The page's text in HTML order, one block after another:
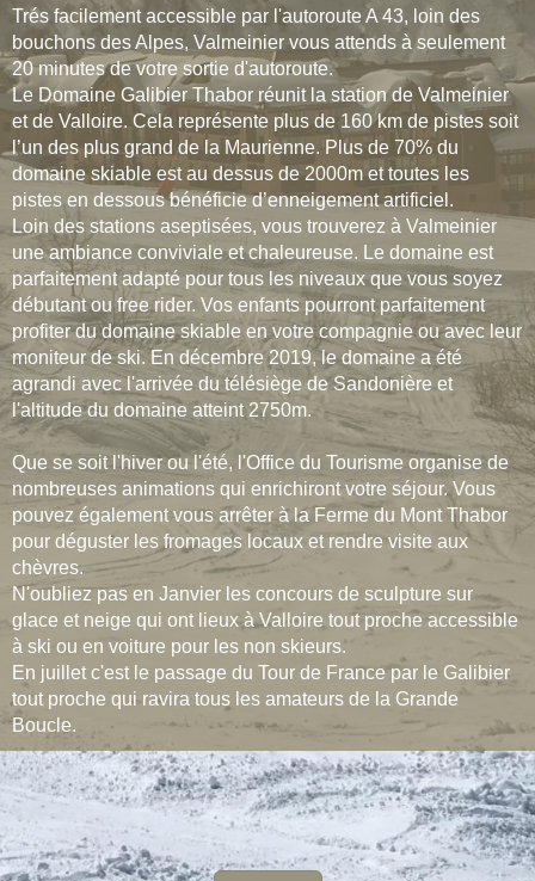
Trés facilement accessible par l'autoroute A 43, loin des
bouchons des Alpes, Valmeinier vous attends à seulement
20 minutes de votre sortie d'autoroute.
Le Domaine Galibier Thabor réunit la station de Valmeinier
et de Valloire. Cela représente plus de 160 km de pistes soit
l’un des plus grand de la Maurienne. Plus de 70% du
domaine skiable est au dessus de 2000m et toutes les
pistes en dessous bénéficie d’enneigement artificiel.
Loin des stations aseptisées, vous trouverez à Valmeinier
une ambiance conviviale et chaleureuse. Le domaine est
parfaitement adapté pour tous les niveaux que vous soyez
débutant ou free rider. Vos enfants pourront parfaitement
profiter du domaine skiable en votre compagnie ou avec leur
moniteur de ski. En décembre 2019, le domaine a été
agrandi avec l'arrivée du télésiège de Sandonière et
l'altitude du domaine atteint 2750m.
Que se soit l'hiver ou l'été, l'Office du Tourisme organise de
nombreuses animations qui enrichiront votre séjour. Vous
pouvez également vous arrêter à la Ferme du Mont Thabor
pour déguster les fromages locaux et rendre visite aux
chèvres.
N'oubliez pas en Janvier les concours de sculpture sur
glace et neige qui ont lieux à Valloire tout proche accessible
à ski ou en voiture pour les non skieurs.
En juillet c'est le passage du Tour de France par le Galibier
tout proche qui ravira tous les amateurs de la Grande
Boucle.